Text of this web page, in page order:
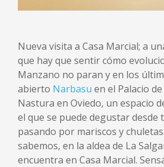
Nueva visita a Casa Marcial; a
que hay que sentir cómo
Manzano no paran y en los
abierto Narbasu en el Palacio
Nastura en Oviedo, un espacio
el que se puede degustar desde
pasando por mariscos y
sabemos, en la aldea de La
encuentra en Casa Marcial.